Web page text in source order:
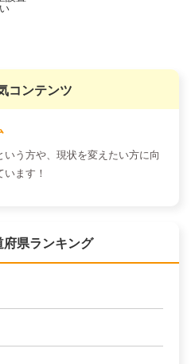
コンテンツ
う方や、現状を変えたい方に向
ます！
府県ランキング